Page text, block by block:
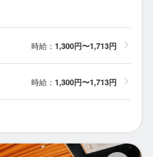
時給： 1,300円〜1,713円
時給： 1,300円〜1,713円